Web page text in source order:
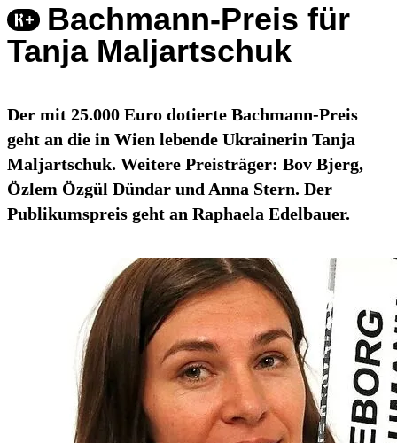
Bachmann-Preis für
Tanja Maljartschuk
Der mit 25.000 Euro dotierte Bachmann-Preis
geht an die in Wien lebende Ukrainerin Tanja
Maljartschuk. Weitere Preisträger: Bov Bjerg,
Özlem Özgül Dündar und Anna Stern. Der
Publikumspreis geht an Raphaela Edelbauer.